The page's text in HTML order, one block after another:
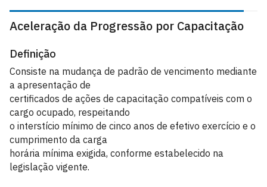
Aceleração da Progressão por Capacitação
Definição
Consiste na mudança de padrão de vencimento mediante
a apresentação de
certificados de ações de capacitação compatíveis com o
cargo ocupado, respeitando
o interstício mínimo de cinco anos de efetivo exercício e o
cumprimento da carga
horária mínima exigida, conforme estabelecido na
legislação vigente.